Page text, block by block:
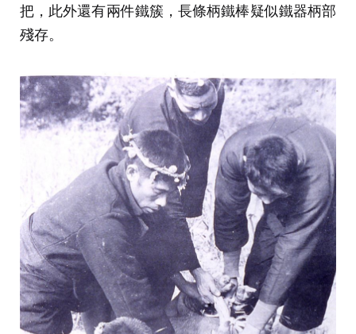
把，此外還有兩件鐵簇，長條柄鐵棒疑似鐵器柄部
殘存。